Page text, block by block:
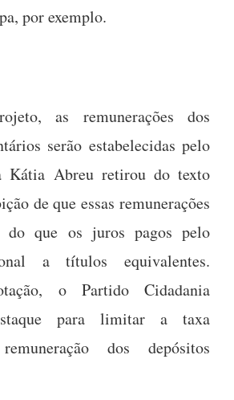
por exemplo.
as remunerações dos
serão estabelecidas pelo
Kátia Abreu retirou do texto
de que essas remunerações
do que os juros pagos pelo
a títulos equivalentes.
o Partido Cidadania
para limitar a taxa
dos depósitos